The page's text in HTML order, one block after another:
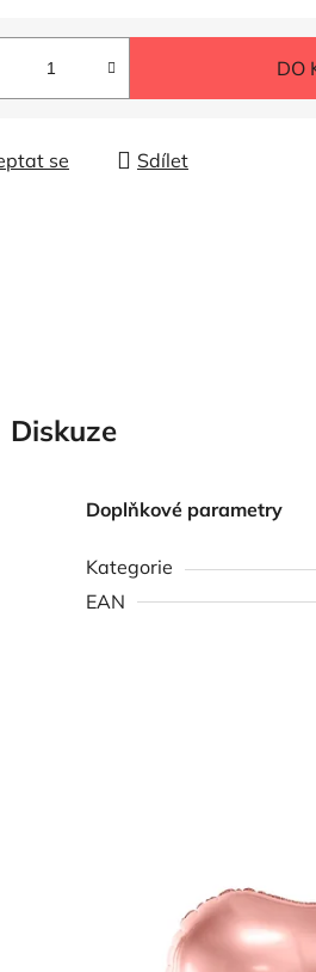
DO
se Sdílet
Diskuze
Doplňkové parametry
Kategorie
EAN